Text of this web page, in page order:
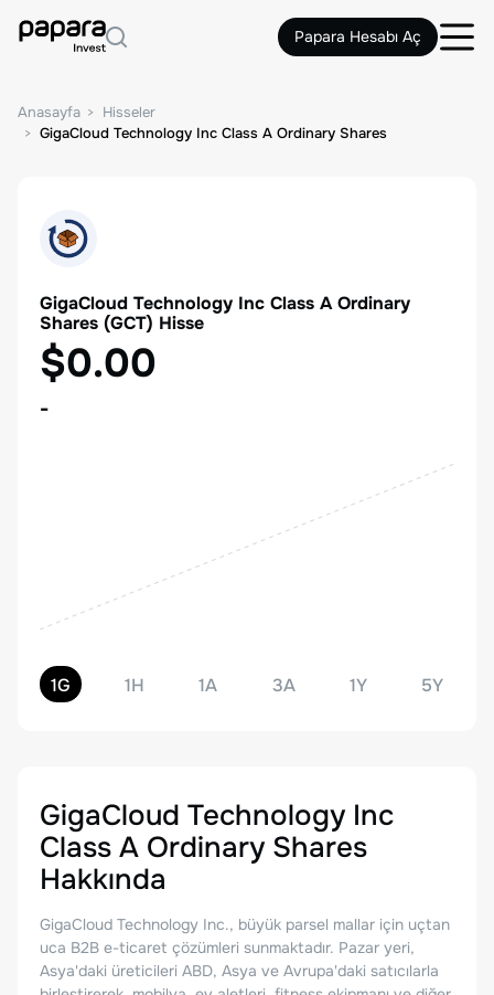
Papara Hesabı Aç
Anasayfa
Hisseler
GigaCloud Technology Inc Class A Ordinary Shares
GigaCloud Technology Inc Class A Ordinary
Shares (GCT) Hisse
$0.00
-
1G 1H 1A 3A 1Y 5Y
GigaCloud Technology Inc
Class A Ordinary Shares
Hakkında
GigaCloud Technology Inc., büyük parsel mallar için uçtan
uca B2B e-ticaret çözümleri sunmaktadır. Pazar yeri,
Asya'daki üreticileri ABD, Asya ve Avrupa'daki satıcılarla